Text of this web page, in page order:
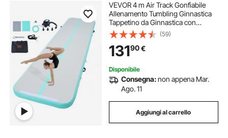
VEVOR 4 m Air Track Gonfiabile
Allenamento Tumbling Ginnastica
Tappetino da Ginnastica con
Pompa
(59)
13190€
Disponibile
Consegna:non appena Mar.
Ago. 11
Aggiungi al carrello